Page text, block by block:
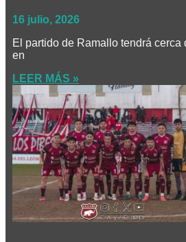
16 julio, 2026
El partido de Ramallo tendrá cerca
en
LEER MÁS »